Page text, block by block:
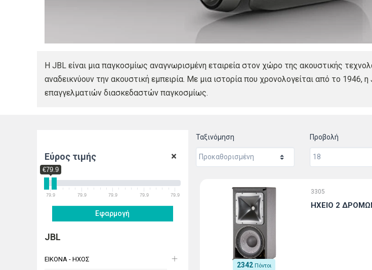
Η JBL είναι μια παγκοσμίως αναγνωρισμένη εταιρεία στον χώρο της ακουστικής
αναδεικνύουν την ακουστική εμπειρία. Με μια ιστορία που χρονολογείται από το
επαγγελματιών διασκεδαστών παγκοσμίως.
Εύρος τιμής
€79.9
79.9 79.9 79.9 79.9 79.9
Εφαρμογή
JBL
ΕΙΚΟΝΑ - ΗΧΟΣ
Ταξινόμηση Προβολή
2342 Πόντοι
3305
ΗΧΕΙΟ 2